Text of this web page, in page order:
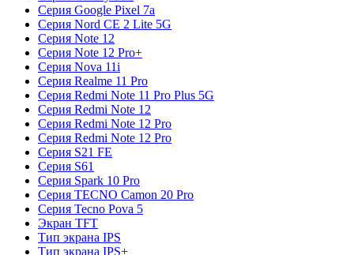
Серия Google Pixel 7a
Серия Nord CE 2 Lite 5G
Серия Note 12
Серия Note 12 Pro+
Серия Nova 11i
Серия Realme 11 Pro
Серия Redmi Note 11 Pro Plus 5G
Серия Redmi Note 12
Серия Redmi Note 12 Pro
Серия Redmi Note 12 Pro
Серия S21 FE
Серия S61
Серия Spark 10 Pro
Серия TECNO Camon 20 Pro
Серия Tecno Pova 5
Экран TFT
Тип экрана IPS
Тип экрана IPS+